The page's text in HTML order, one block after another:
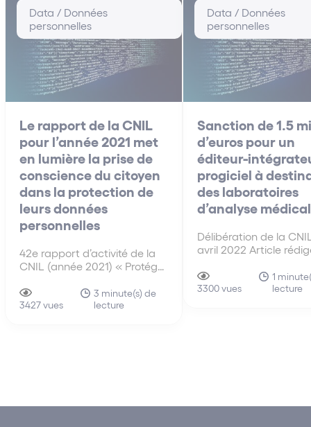
Data / Données
personnelles
Le rapport de la CNIL
pour l’année 2021 met
en lumière la prise de
conscience du citoyen
dans la protection de
leurs données
personnelles
42e rapport d’activité de la
CNIL (année 2021) « Protéger
Accompagner l’innovation,
Préserver les libertés
3427 vues
3 minute(s) de
lecture
Data / Données
personnelles
Sanction de 1.5
d’euros pour un
éditeur-
progiciel à
des laboratoires
d’analyse
Délibération de la
avril 2022 Article
Valentine Quiniou.
3300 vues
1
lecture